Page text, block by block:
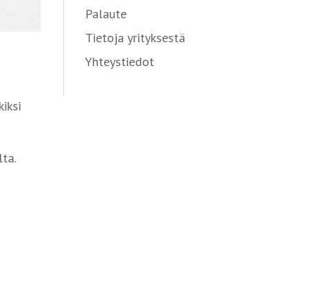
Palaute
Tietoja yrityksestä
Yhteystiedot